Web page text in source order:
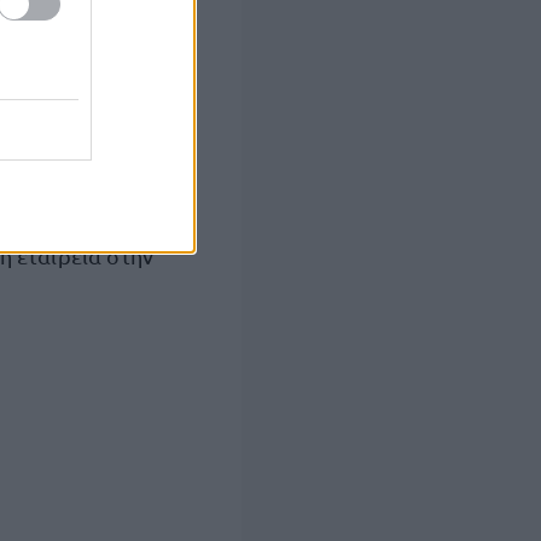
στην